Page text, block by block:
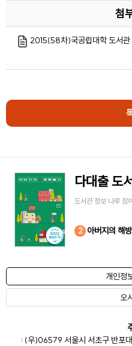
첨
2015(58차)국공립대학 도서관 정
다대출 도서
도서관 정보 나루 참
1
2 아버지의 해
3
4
5
6
7
8
9
10
개인정
오
: (우)06579 서울시 서초구 반포